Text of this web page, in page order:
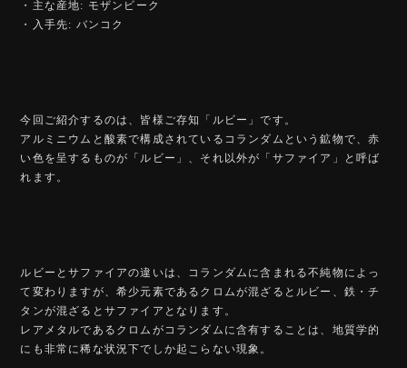
・主な産地: モザンビーク
・入手先: バンコク
今回ご紹介するのは、皆様ご存知「ルビー」です。
アルミニウムと酸素で構成されているコランダムという鉱物で、赤
い色を呈するものが「ルビー」、それ以外が「サファイア」と呼ば
れます。
ルビーとサファイアの違いは、コランダムに含まれる不純物によっ
て変わりますが、希少元素であるクロムが混ざるとルビー、鉄・チ
タンが混ざるとサファイアとなります。
レアメタルであるクロムがコランダムに含有することは、地質学的
にも非常に稀な状況下でしか起こらない現象。